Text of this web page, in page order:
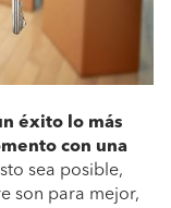
éxito lo más
con una
sea posible,
son para mejor,